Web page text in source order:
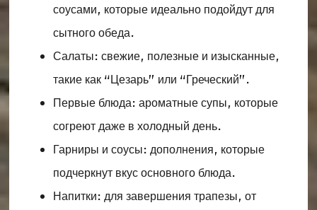
соусами, которые идеально подойдут для
сытного обеда.
Салаты: свежие, полезные и изысканные,
такие как “Цезарь” или “Греческий”.
Первые блюда: ароматные супы, которые
согреют даже в холодный день.
Гарниры и соусы: дополнения, которые
подчеркнут вкус основного блюда.
Напитки: для завершения трапезы, от